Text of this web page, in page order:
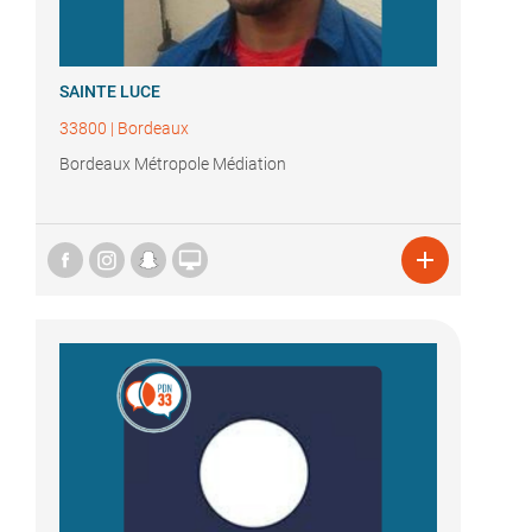
SAINTE LUCE
33800 | Bordeaux
Bordeaux Métropole Médiation
 